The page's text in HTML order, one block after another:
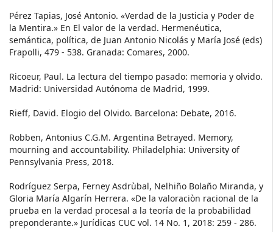
Pérez Tapias, José Antonio. «Verdad de la Justicia y Poder de
la Mentira.» En El valor de la verdad. Hermenéutica,
semántica, política, de Juan Antonio Nicolás y María José (eds)
Frapolli, 479 - 538. Granada: Comares, 2000.
Ricoeur, Paul. La lectura del tiempo pasado: memoria y olvido.
Madrid: Universidad Autónoma de Madrid, 1999.
Rieff, David. Elogio del Olvido. Barcelona: Debate, 2016.
Robben, Antonius C.G.M. Argentina Betrayed. Memory,
mourning and accountability. Philadelphia: University of
Pennsylvania Press, 2018.
Rodríguez Serpa, Ferney Asdrùbal, Nelhiño Bolaño Miranda, y
Gloria María Algarín Herrera. «De la valoraciòn racional de la
prueba en la verdad procesal a la teoría de la probabilidad
preponderante.» Jurídicas CUC vol. 14 No. 1, 2018: 259 - 286.